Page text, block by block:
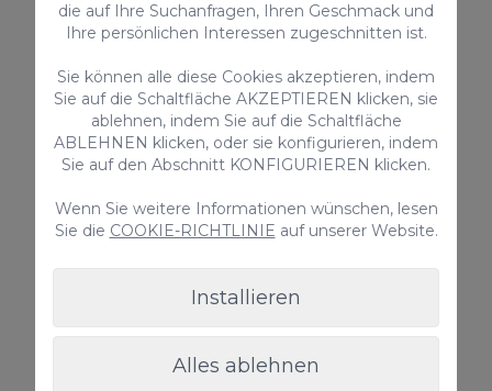
Playa del Inglés ist einer der beliebtesten
kristallklarem Wasser und kilometerlangen
Sand- und Dünenstreifen. Das Wasser ist ruhig
und lädt dazu ein, Zeit am Strand zu
Unübertroffenes Klima
Gran Canaria und insbesondere der Süden der
das perfekte Reiseziel für einen idealen
die auf Ihre Suchanfragen, Ihren Geschmack und
Ihre persönlichen Interessen zugeschnitten ist.
Sie können alle diese Cookies akzeptieren, indem
Sie auf die Schaltfläche AKZEPTIEREN klicken, sie
ablehnen, indem Sie auf die Schaltfläche
ABLEHNEN klicken, oder sie konfigurieren, indem
Sie auf den Abschnitt KONFIGURIEREN klicken.
Wenn Sie weitere Informationen wünschen, lesen
Sie die COOKIE-RICHTLINIE auf unserer Website.
Installieren
Alles ablehnen